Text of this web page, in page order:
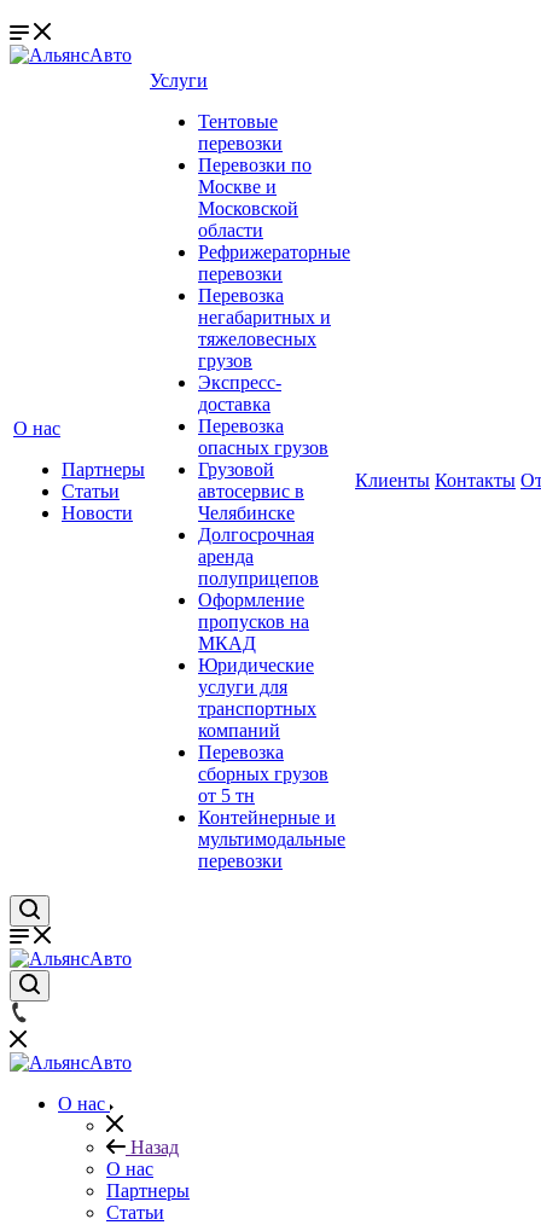
О нас
Партнеры
Статьи
Новости
Услуги
Тентовые
перевозки
Перевозки по
Москве и
Московской
области
Рефрижераторные
перевозки
Перевозка
негабаритных и
тяжеловесных
грузов
Экспресс-
доставка
Перевозка
опасных грузов
Грузовой
автосервис в
Челябинске
Долгосрочная
аренда
полуприцепов
Оформление
пропусков на
МКАД
Юридические
услуги для
транспортных
компаний
Перевозка
сборных грузов
от 5 тн
Контейнерные и
мультимодальные
перевозки
Клиенты Контакты
О нас
Назад
О нас
Партнеры
Статьи